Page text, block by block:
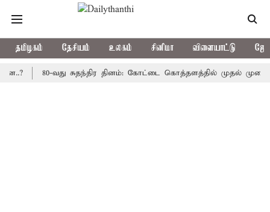
தமிழகம் தேசியம் உலகம் சினிமா விளையாட்டு
80-வது சுதந்திர தினம்: கோட்டை கொத்தளத்தில் முதல் முறையாக